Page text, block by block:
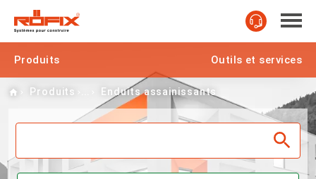
Produits Outils et services
Home
Produits Enduits assainissants